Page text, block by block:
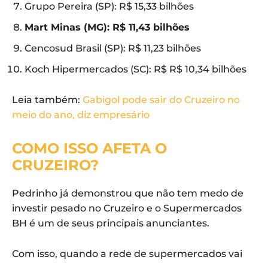
Grupo Pereira (SP): R$ 15,33 bilhões
Mart Minas (MG): R$ 11,43 bilhões
Cencosud Brasil (SP): R$ 11,23 bilhões
Koch Hipermercados (SC): R$ R$ 10,34 bilhões
Leia também: Gabigol pode sair do Cruzeiro no
meio do ano, diz empresário
COMO ISSO AFETA O
CRUZEIRO?
Pedrinho já demonstrou que não tem medo de
investir pesado no Cruzeiro e o Supermercados
BH é um de seus principais anunciantes.
Com isso, quando a rede de supermercados vai